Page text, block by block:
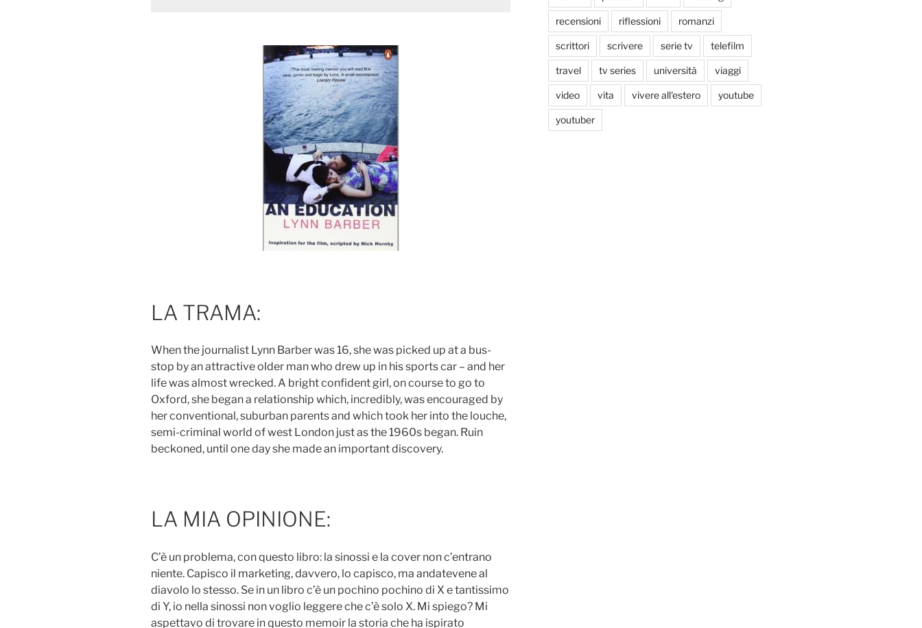
LA TRAMA:
When the journalist Lynn Barber was 16, she was picked up at a bus-
stop by an attractive older man who drew up in his sports car – and her
life was almost wrecked. A bright confident girl, on course to go to
Oxford, she began a relationship which, incredibly, was encouraged by
her conventional, suburban parents and which took her into the louche,
semi-criminal world of west London just as the 1960s began. Ruin
beckoned, until one day she made an important discovery.
LA MIA OPINIONE:
C’è un problema, con questo libro: la sinossi e la cover non c’entrano
niente. Capisco il marketing, davvero, lo capisco, ma andatevene al
diavolo lo stesso. Se in un libro c’è un pochino pochino di X e tantissimo
di Y, io nella sinossi non voglio leggere che c’è solo X. Mi spiego? Mi
aspettavo di trovare in questo memoir la storia che ha ispirato
recensioni riflessioni romanzi
scrittori scrivere serie tv telefilm
travel tv series università viaggi
video vita vivere all'estero youtube
youtuber